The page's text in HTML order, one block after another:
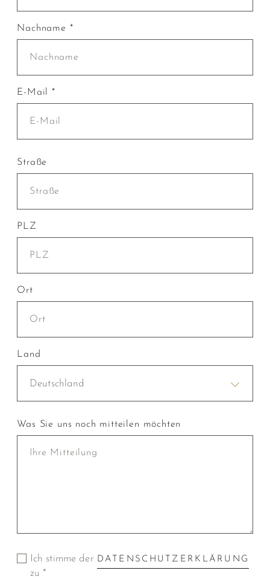
Nachname *
E-Mail *
Straße
PLZ
Ort
Land
Deutschland
Was Sie uns noch mitteilen möchten
Ich stimme der DATENSCHUTZERKLÄRUNG
zu *